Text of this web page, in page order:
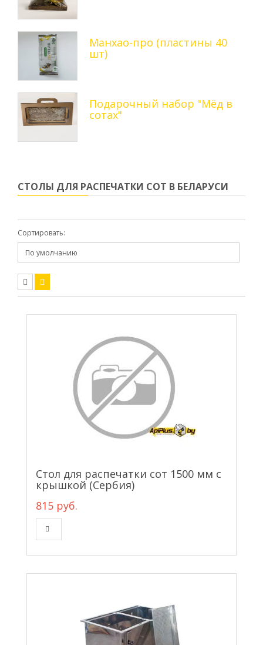
Манхао-про (пластины 40
шт)
Подарочный набор "Мёд в
сотах"
СТОЛЫ ДЛЯ РАСПЕЧАТКИ СОТ В БЕЛАРУСИ
Сортировать:
Стол для распечатки сот 1500 мм с
крышкой (Сербия)
815 руб.